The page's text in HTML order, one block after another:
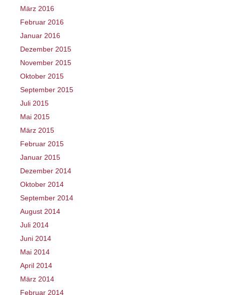
März 2016
Februar 2016
Januar 2016
Dezember 2015
November 2015
Oktober 2015
September 2015
Juli 2015
Mai 2015
März 2015
Februar 2015
Januar 2015
Dezember 2014
Oktober 2014
September 2014
August 2014
Juli 2014
Juni 2014
Mai 2014
April 2014
März 2014
Februar 2014